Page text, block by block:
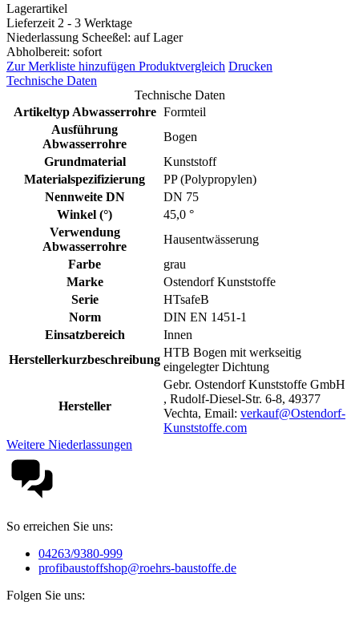
Lagerartikel
Lieferzeit 2 - 3 Werktage
Niederlassung Scheeßel: auf Lager
Abholbereit: sofort
Zur Merkliste hinzufügen Produktvergleich Drucken
Technische Daten
Technische Daten
Artikeltyp Abwasserrohre Formteil
Ausführung
Abwasserrohre
Bogen
Grundmaterial
Kunststoff
Materialspezifizierung
PP (Polypropylen)
Nennweite DN
DN 75
Winkel (°)
45,0 °
Verwendung
Abwasserrohre
Hausentwässerung
Farbe
grau
Marke
Ostendorf Kunststoffe
Serie
HTsafeB
Norm
DIN EN 1451-1
Einsatzbereich
Innen
Herstellerkurzbeschreibung
HTB Bogen mit werkseitig
eingelegter Dichtung
Hersteller
Gebr. Ostendorf Kunststoffe GmbH
, Rudolf-Diesel-Str. 6-8, 49377
Vechta, Email: verkauf@Ostendorf-
Kunststoffe.com
Weitere Niederlassungen
So erreichen Sie uns:
04263/9380-999
profibaustoffshop@roehrs-baustoffe.de
Folgen Sie uns: